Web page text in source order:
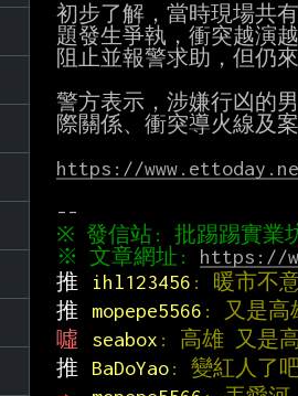
初步了解，當時現場共
題發生爭執，衝突越演
阻止並報警求助，但仍
警方表示，涉嫌行凶的
際關係、衝突導火線及
https://
※ 文章網址: https://
推
ihl123456 : 暖市不
推
mopepe5566 : 又是高
噓
seabox : 高雄 又是
推
BaDoYao: 變紅人了